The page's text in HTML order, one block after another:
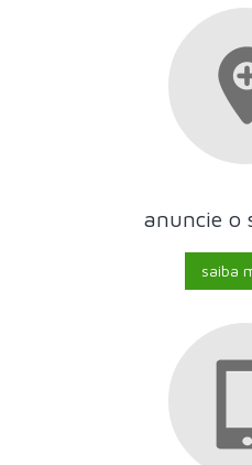
anuncie o
saiba